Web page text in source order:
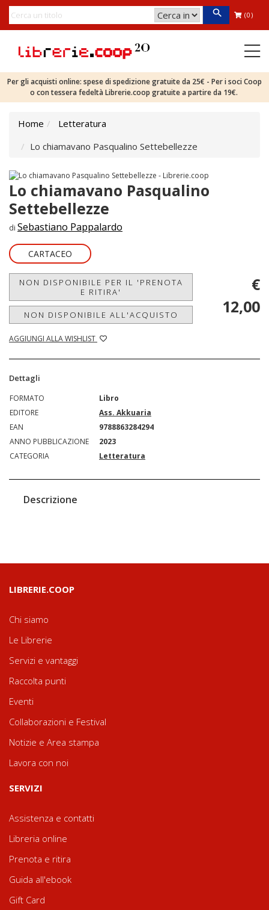
(0)
Per gli acquisti online: spese di spedizione gratuite da 25€ - Per i soci Coop
o con tessera fedeltà Librerie.coop gratuite a partire da 19€.
Home
Letteratura
Lo chiamavano Pasqualino Settebellezze
Lo chiamavano Pasqualino
Settebellezze
di Sebastiano Pappalardo
CARTACEO
NON DISPONIBILE PER IL 'PRENOTA
E RITIRA'
NON DISPONIBILE ALL'ACQUISTO
AGGIUNGI ALLA WISHLIST
€
12,00
Dettagli
FORMATO
Libro
EDITORE
Ass. Akkuaria
EAN
9788863284294
ANNO PUBBLICAZIONE
2023
CATEGORIA
Letteratura
Descrizione
LIBRERIE.COOP
Chi siamo
Le Librerie
Servizi e vantaggi
Raccolta punti
Eventi
Collaborazioni e Festival
Notizie e Area stampa
Lavora con noi
SERVIZI
Assistenza e contatti
Libreria online
Prenota e ritira
Guida all'ebook
Gift Card